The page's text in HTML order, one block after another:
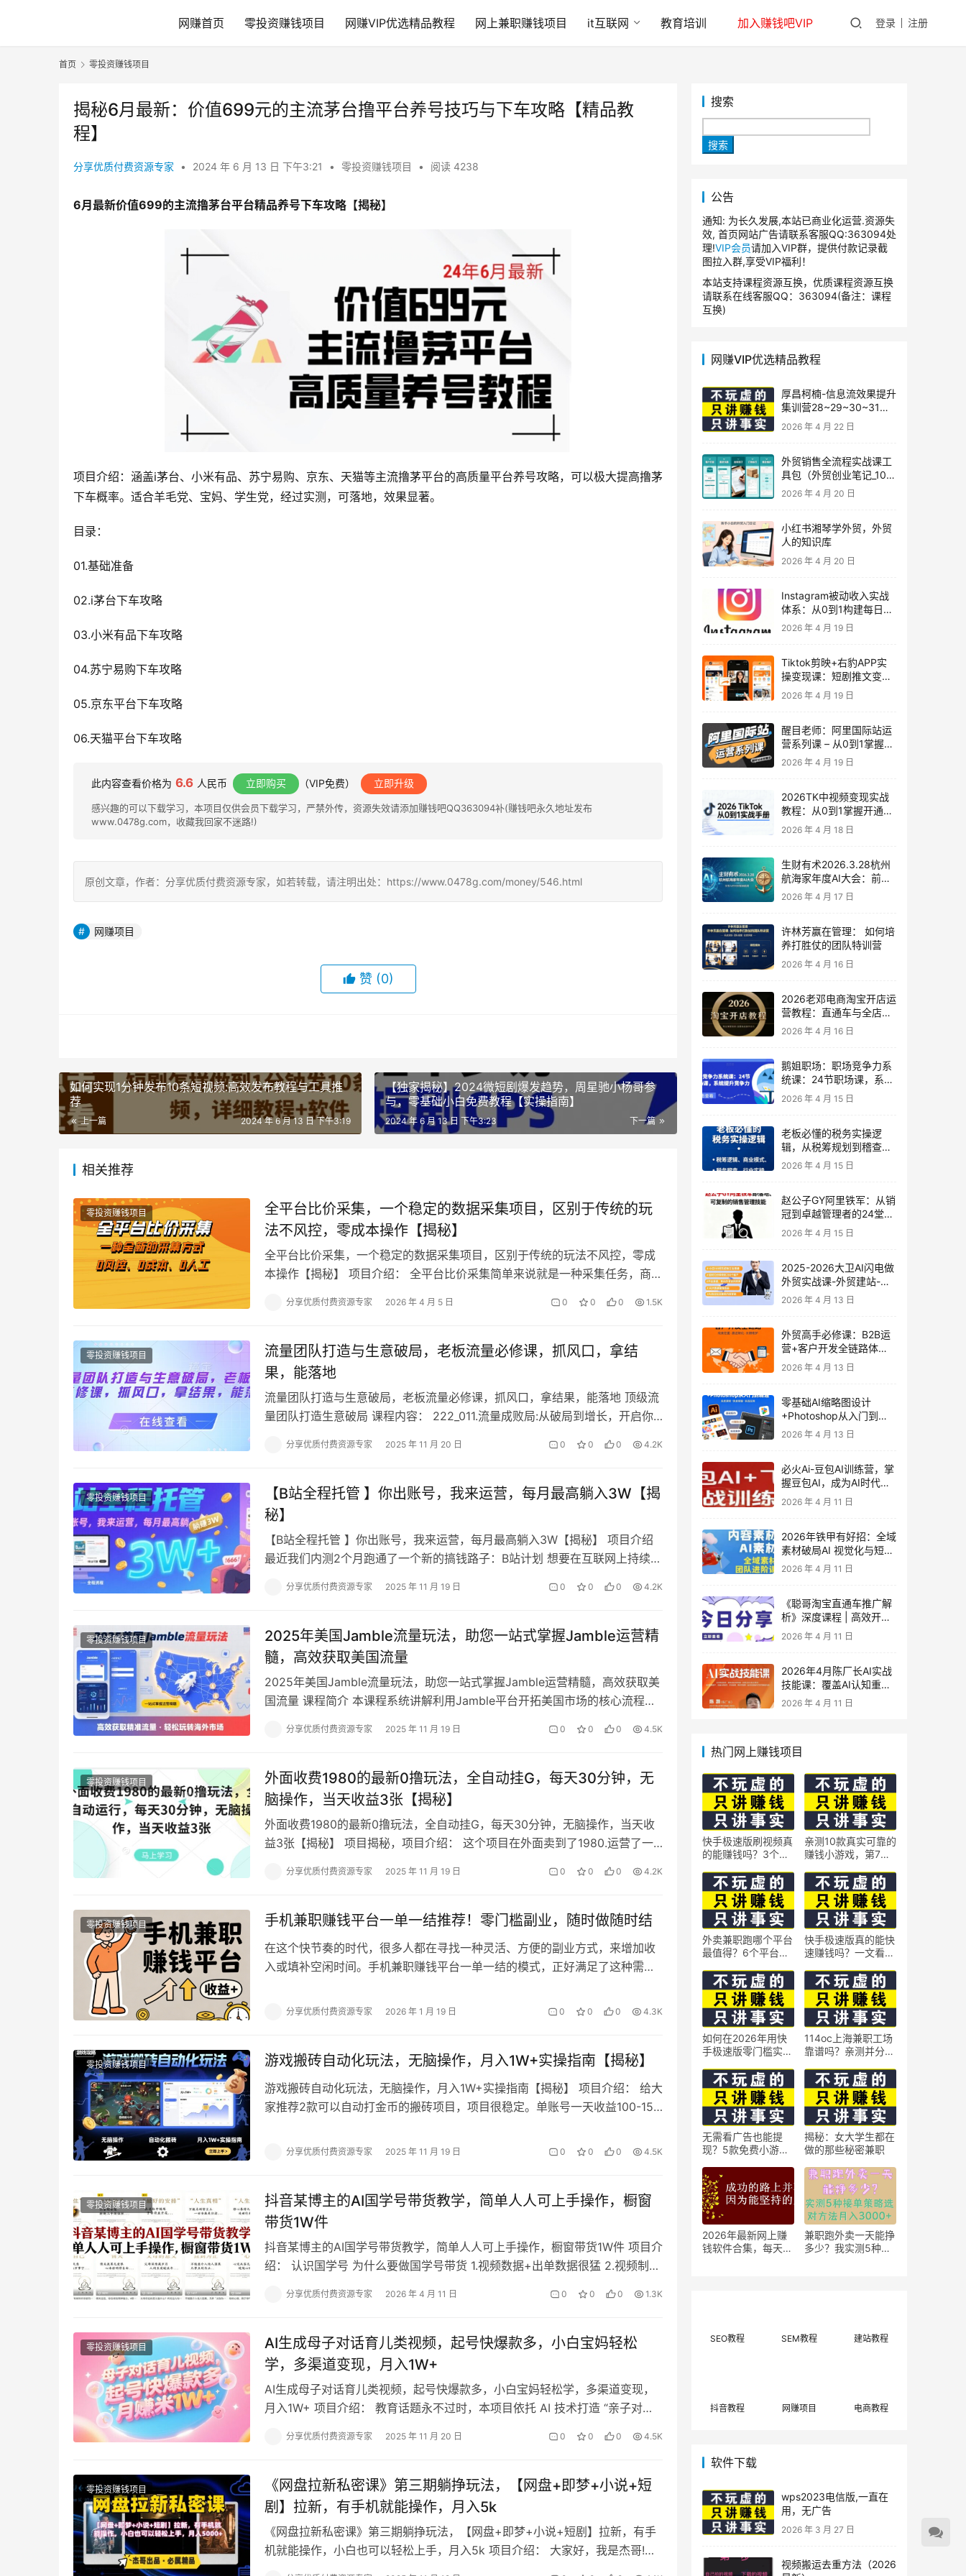
网赚首页 零投资赚钱项目 网赚VIP优选精品教程 网上兼职赚钱项目 it互联网 教育培训 加入赚钱吧VIP 登录 注册
首页 零投资赚钱项目
揭秘6月最新：价值699元的主流茅台撸平台养号技巧与下车攻略【精品教
程】
分享优质付费资源专家 • 2024 年 6 月 13 日 下午3:21 • 零投资赚钱项目 • 阅读 4238
6月最新价值699的主流撸茅台平台精品养号下车攻略【揭秘】
项目介绍：涵盖i茅台、小米有品、苏宁易购、京东、天猫等主流撸茅平台的高质量平台养号攻略，可以极大提高撸茅
下车概率。适合羊毛党、宝妈、学生党，经过实测，可落地，效果显著。
目录：
01.基础准备
02.i茅台下车攻略
03.小米有品下车攻略
04.苏宁易购下车攻略
05.京东平台下车攻略
06.天猫平台下车攻略
此内容查看价格为 6.6 人民币 立即购买 （VIP免费） 立即升级
感兴趣的可以下载学习，本项目仅供会员下载学习，严禁外传，资源失效请添加赚钱吧QQ363094补(赚钱吧永久地址发布
www.0478g.com，收藏我回家不迷路!)
原创文章，作者：分享优质付费资源专家，如若转载，请注明出处：https://www.0478g.com/money/546.html
网赚项目
赞 (0)
如何实现1分钟发布10条短视频:高效发布教程与工具推
荐
上一篇 2024 年 6 月 13 日 下午3:19
【独家揭秘】2024微短剧爆发趋势，周星驰小杨哥参
与，零基础小白免费教程【实操指南】
下一篇
2024 年 6 月 13 日 下午3:23
相关推荐
零投资赚钱项目
全平台比价采集，一个稳定的数据采集项目，区别于传统的玩
法不风控，零成本操作【揭秘】
全平台比价采集，一个稳定的数据采集项目，区别于传统的玩法不风控，零成
本操作【揭秘】 项目介绍： 全平台比价采集简单来说就是一种采集任务，商家
分享优质付费资源专家 2026 年 4 月 5 日 0 0 0 1.5K
零投资赚钱项目
流量团队打造与生意破局，老板流量必修课，抓风口，拿结
果，能落地
流量团队打造与生意破局，老板流量必修课，抓风口，拿结果，能落地 顶级流
量团队打造生意破局 课程内容： 222_011.流量成败局:从破局到增长，开启你
分享优质付费资源专家 2025 年 11 月 20 日 0 0 0 4.2K
零投资赚钱项目
【B站全程托管 】你出账号，我来运营，每月最高躺入3W【揭
秘】
【B站全程托管 】你出账号，我来运营，每月最高躺入3W【揭秘】 项目介绍
最近我们内测2个月跑通了一个新的搞钱路子：B站计划 想要在互联网上持续吃
分享优质付费资源专家 2025 年 11 月 19 日 0 0 0 4.2K
零投资赚钱项目
2025年美国Jamble流量玩法，助您一站式掌握Jamble运营精
髓，高效获取美国流量
2025年美国Jamble流量玩法，助您一站式掌握Jamble运营精髓，高效获取美
国流量 课程简介 本课程系统讲解利用Jamble平台开拓美国市场的核心流程与
分享优质付费资源专家 2025 年 11 月 19 日 0 0 0 4.5K
零投资赚钱项目
外面收费1980的最新0撸玩法，全自动挂G，每天30分钟，无
脑操作，当天收益3张【揭秘】
外面收费1980的最新0撸玩法，全自动挂G，每天30分钟，无脑操作，当天收
益3张【揭秘】 项目揭秘，项目介绍： 这个项目在外面卖到了1980.运营了一
分享优质付费资源专家 2025 年 11 月 19 日 0 0 0 4.2K
零投资赚钱项目 手机兼职赚钱平台一单一结推荐！零门槛副业，随时做随时结
在这个快节奏的时代，很多人都在寻找一种灵活、方便的副业方式，来增加收
入或填补空闲时间。手机兼职赚钱平台一单一结的模式，正好满足了这种需
分享优质付费资源专家 2026 年 1 月 19 日 0 0 0 4.3K
零投资赚钱项目 游戏搬砖自动化玩法，无脑操作，月入1W+实操指南【揭秘】
游戏搬砖自动化玩法，无脑操作，月入1W+实操指南【揭秘】 项目介绍： 给大
家推荐2款可以自动打金币的搬砖项目，项目很稳定。单账号一天收益100-150
分享优质付费资源专家 2025 年 11 月 19 日 0 0 0 4.5K
零投资赚钱项目
抖音某博主的AI国学号带货教学，简单人人可上手操作，橱窗
带货1W件
抖音某博主的AI国学号带货教学，简单人人可上手操作，橱窗带货1W件 项目介
绍： 认识国学号 为什么要做国学号带货 1.视频数据+出单数据很猛 2.视频制作
分享优质付费资源专家 2026 年 4 月 11 日 0 0 0 1.3K
零投资赚钱项目
AI生成母子对话育儿类视频，起号快爆款多，小白宝妈轻松
学，多渠道变现，月入1W+
AI生成母子对话育儿类视频，起号快爆款多，小白宝妈轻松学，多渠道变现，
月入1W+ 项目介绍： 教育话题永不过时，本项目依托 AI 技术打造 “亲子对话
分享优质付费资源专家 2025 年 11 月 20 日 0 0 0 4.5K
零投资赚钱项目
《网盘拉新私密课》第三期躺挣玩法，【网盘+即梦+小说+短
剧】拉新，有手机就能操作，月入5k
《网盘拉新私密课》第三期躺挣玩法，【网盘+即梦+小说+短剧】拉新，有手
机就能操作，小白也可以轻松上手，月入5k 项目介绍： 大家好，我是杰哥!今
搜索
搜索
公告
通知: 为长久发展,本站已商业化运营.资源失
效, 首页网站广告请联系客服QQ:363094处
理!VIP会员请加入VIP群，提供付款记录截
图拉入群,享受VIP福利！
本站支持课程资源互换，优质课程资源互换
请联系在线客服QQ：363094(备注：课程
互换)
网赚VIP优选精品教程
厚昌柯楠-信息流效果提升
集训营28~29~30~31
期，智能投放·巨量AD/百
度优化·AI提效指南
2026 年 4 月 22 日
外贸销售全流程实战课工
具包（外贸创业笔记_10年
外贸经验）
2026 年 4 月 20 日
小红书湘琴学外贸，外贸
人的知识库
2026 年 4 月 20 日
Instagram被动收入实战
体系：从0到1构建每日盈
利的自动销售漏斗
2026 年 4 月 19 日
Tiktok剪映+右豹APP实
操变现课：短剧推文变现
全教程来了！
2026 年 4 月 19 日
醒目老师：阿里国际站运
营系列课 – 从0到1掌握平
台运营核心技巧
2026 年 4 月 19 日
2026TK中视频变现实战
教程：从0到1掌握开通、
养号、剪辑到变现，新手
副业首选
2026 年 4 月 18 日
生财有术2026.3.28杭州
航海家年度AI大会：前沿
趋势×落地案例×技能图谱
2026 年 4 月 17 日
许林芳赢在管理： 如何培
养打胜仗的团队特训营
2026 年 4 月 16 日
2026老邓电商淘宝开店运
营教程：直通车与全店推
广系统课
2026 年 4 月 16 日
鹅姐职场：职场竞争力系
统课：24节职场课，系统
提升竞争力
2026 年 4 月 15 日
老板必懂的税务实操逻
辑，从税筹规划到稽查应
对，为企业稳健增长保驾
2026 年 4 月 15 日
赵公子GY阿里铁军：从销
冠到卓越管理者的24堂实
战课
2026 年 4 月 15 日
2025-2026大卫AI闪电做
外贸实战课-外贸建站-开
发客户-内容营销-从0到3
2026 年 4 月 13 日
外贸高手必修课：B2B运
营+客户开发全链路体系
课 | 从0到1成为外贸精英
2026 年 4 月 13 日
零基础AI缩略图设计
+Photoshop从入门到精
通 全套教程（含形象照拍
2026 年 4 月 13 日
必火Ai-豆包AI训练营，掌
握豆包AI，成为AI时代的
全能型人才
2026 年 4 月 11 日
2026年铁甲有好招：全域
素材破局AI 视觉化与短剧
营销实战指南——高效增
策略
2026 年 4 月 11 日
《聪哥淘宝直通车推广解
析》深度课程 | 高效开
车、极速投产系统实操课
2026 年 4 月 11 日
2026年4月陈厂长AI实战
技能课：覆盖AI认知重
构、智能体与大模型解
2026 年 4 月 11 日
热门网上赚钱项目
快手极速版刷视频真
的能赚钱吗？3个隐
亲测10款真实可靠的
赚钱小游戏，第7款
外卖兼职跑哪个平台
最值得？6个平台实
快手极速版真的能快
速赚钱吗？一文看懂
如何在2026年用快
手极速版零门槛实现
技巧
114oc上海兼职工场
靠谱吗？亲测并分享
无需看广告也能提
现？5款免费小游戏
揭秘：女大学生都在
做的那些秘密兼职
2026年最新网上赚
钱软件合集，每天免
兼职跑外卖一天能挣
多少？我实测5种接
SEO教程 SEM教程 建站教程
抖音教程 网赚项目 电商教程
软件下载
wps2023电信版,一直在
用，无广告
2026 年 3 月 27 日
视频搬运去重方法（2026